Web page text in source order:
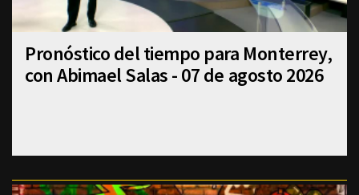
Pronóstico del tiempo para Monterrey,
con Abimael Salas - 07 de agosto 2026